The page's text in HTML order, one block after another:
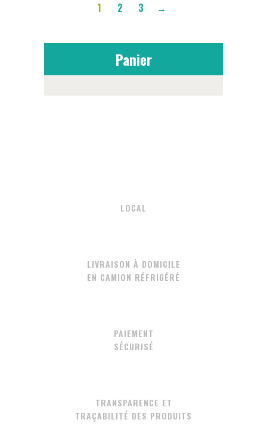
1 2 3 →
Panier
LOCAL
LIVRAISON À DOMICILE
EN CAMION RÉFRIGÉRÉ
PAIEMENT
SÉCURISÉ
TRANSPARENCE ET
TRAÇABILITÉ DES PRODUITS